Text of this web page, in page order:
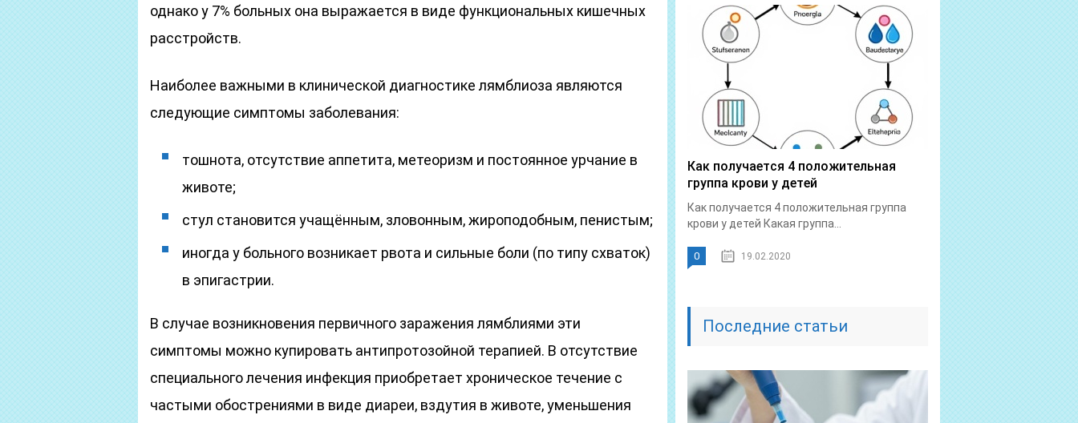
однако у 7% больных она выражается в виде функциональных кишечных
расстройств.
Наиболее важными в клинической диагностике лямблиоза являются
следующие симптомы заболевания:
тошнота, отсутствие аппетита, метеоризм и постоянное урчание в
животе;
стул становится учащённым, зловонным, жироподобным, пенистым;
иногда у больного возникает рвота и сильные боли (по типу схваток)
в эпигастрии.
В случае возникновения первичного заражения лямблиями эти
симптомы можно купировать антипротозойной терапией. В отсутствие
специального лечения инфекция приобретает хроническое течение с
частыми обострениями в виде диареи, вздутия в животе, уменьшения
Как получается 4 положительная
группа крови у детей
Как получается 4 положительная группа
крови у детей Какая группа...
0 19.02.2020
Последние статьи